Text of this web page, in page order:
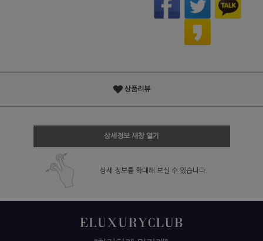
상품리뷰
상세정보 새창 열기
상세 정보를 확대해 보실 수 있습니다.